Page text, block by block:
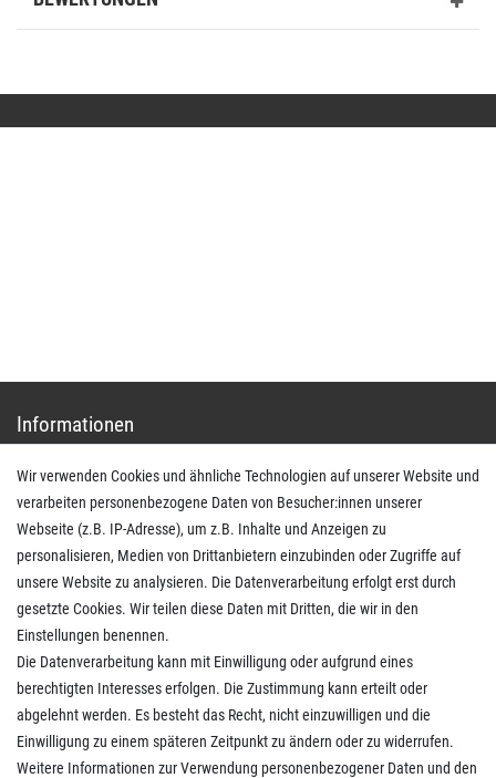
Informationen
Impressum
AGB
Daten­schutz­erklärung
Widerrufs­recht
Kaufvertrag widerrufen
Kunden Service
Anmelden
Registrieren
Wir verwenden Cookies und ähnliche Technologien auf unserer Website und
verarbeiten personenbezogene Daten von Besucher:innen unserer
Webseite (z.B. IP-Adresse), um z.B. Inhalte und Anzeigen zu
personalisieren, Medien von Drittanbietern einzubinden oder Zugriffe auf
unsere Website zu analysieren. Die Datenverarbeitung erfolgt erst durch
gesetzte Cookies. Wir teilen diese Daten mit Dritten, die wir in den
Einstellungen benennen.
Die Datenverarbeitung kann mit Einwilligung oder aufgrund eines
berechtigten Interesses erfolgen. Die Zustimmung kann erteilt oder
abgelehnt werden. Es besteht das Recht, nicht einzuwilligen und die
Einwilligung zu einem späteren Zeitpunkt zu ändern oder zu widerrufen.
Weitere Informationen zur Verwendung personenbezogener Daten und den